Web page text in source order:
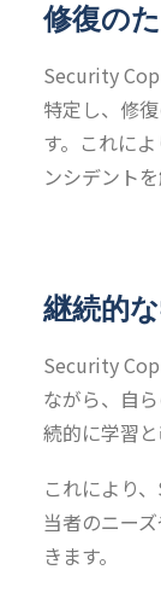
修復の
Security
特定し、修
す。これに
ンシデント
継続的
Security
ながら、自
続的に学習と
これにより
当者のニー
きます。